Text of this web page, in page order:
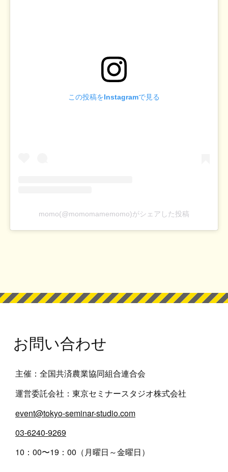
この投稿をInstagramで見る
momo(@momomamemomo)がシェアした投稿
お問い合わせ
主催：全国共済農業協同組合連合会
運営委託会社：東京セミナースタジオ株式会社
event@tokyo-seminar-studio.com
03-6240-9269
10：00〜19：00（月曜日～金曜日）